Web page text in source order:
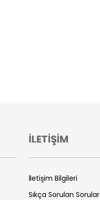
İLETİŞİM
İletişim Bilgileri
Sıkça Sorulan Sorular